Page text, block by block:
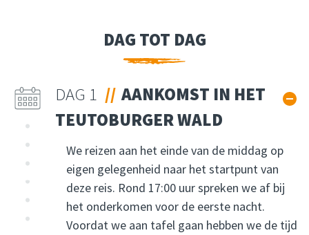
DAG TOT DAG
DAG 1
AANKOMST IN HET
TEUTOBURGER WALD
We reizen aan het einde van de middag op
eigen gelegenheid naar het startpunt van
deze reis. Rond 17:00 uur spreken we af bij
het onderkomen voor de eerste nacht.
Voordat we aan tafel gaan hebben we de tijd